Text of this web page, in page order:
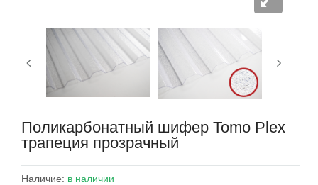
Поликарбонатный шифер Tomo Plex
трапеция прозрачный
Наличие: в наличии